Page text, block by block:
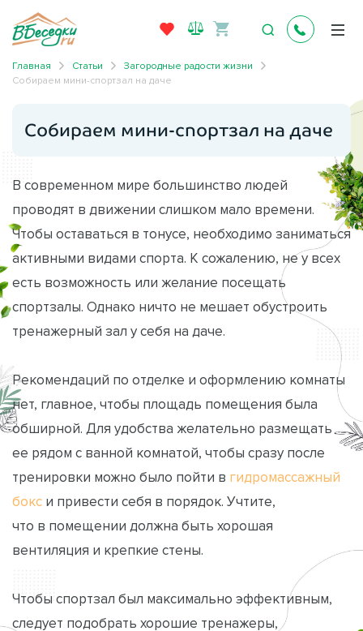
Главная Статьи
Загородные радости жизни
Собираем мини-спортзал на даче
Собираем мини-спортзал на даче
В современном мире большинство людей
проводят в движении слишком мало времени.
Чтобы оставаться в тонусе, необходимо заниматься
активными видами спорта. К сожалению, не у всех
есть возможность или желание посещать
спортзалы. Однако ничто не мешает обустроить
тренажерный зал у себя на даче.
Рекомендаций по отделке и оформлению комнаты
нет, главное, чтобы площадь помещения была
обширной. Для удобства желательно размещать
ее рядом с ванной комнатой, чтобы сразу после
тренировки можно было пойти в гидромассажный
бокс и привести себя в порядок. Учтите,
что в помещении должна быть хорошая
вентиляция и крепкие стены.
Чтобы спортзал был максимально эффективным,
следует подобрать хорошие тренажеры,